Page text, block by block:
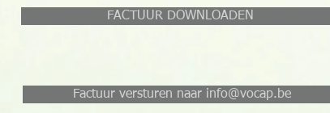
FACTUUR DOWNLOADEN
Factuur versturen naar info@vocap.be